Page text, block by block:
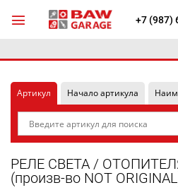
+7 (987)
Артикул Начало артикула
РЕЛЕ СВЕТА /
(произв-во NOT